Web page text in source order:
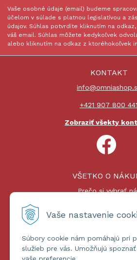
Vaše nastavenie
Súbory cookie nám pomáhajú pri
služieb pre vás. Umožňujú
Vaše osobné údaje (email) budeme
účelom v súlade s platnou legislatívou a
údajov. Súhlas potvrdíte kliknutím na
váš email. Súhlas môžete kedykoľvek
alebo kliknutím na odkaz z ktoréhokoľvek
KONTAKT
+421 907 800 441
Zobraziť všekty
VŠETKO O
Prečo si vybrať
Platby a doprava
ĎALŠIE